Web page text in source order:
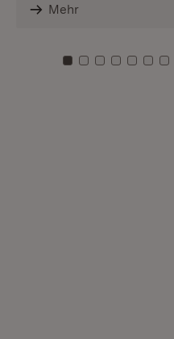
Mehr
Zu Kachel: 0
Zu Kachel: 1
Zu Kachel:
ZuZuZu